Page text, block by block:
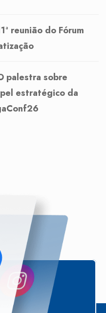
reunião do Fórum
palestra sobre
estratégico da